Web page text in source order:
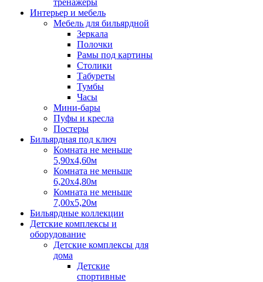
тренажеры
Интерьер и мебель
Мебель для бильярдной
Зеркала
Полочки
Рамы под картины
Столики
Табуреты
Тумбы
Часы
Мини-бары
Пуфы и кресла
Постеры
Бильярдная под ключ
Комната не меньше
5,90х4,60м
Комната не меньше
6,20х4,80м
Комната не меньше
7,00х5,20м
Бильярдные коллекции
Детские комплексы и
оборудование
Детские комплексы для
дома
Детские
спортивные